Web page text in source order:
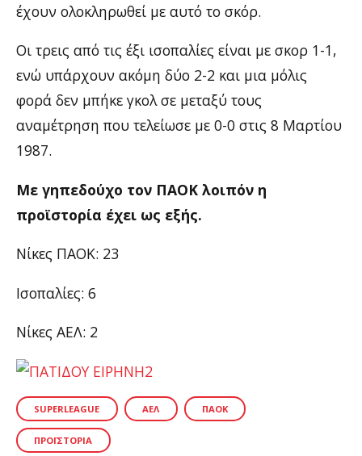
έχουν ολοκληρωθεί με αυτό το σκόρ.
Οι τρεις από τις έξι ισοπαλίες είναι με σκορ 1-1,
ενώ υπάρχουν ακόμη δύο 2-2 και μια μόλις
φορά δεν μπήκε γκολ σε μεταξύ τους
αναμέτρηση που τελείωσε με 0-0 στις 8 Μαρτίου
1987.
Με γηπεδούχο τον ΠΑΟΚ λοιπόν η
προϊστορία έχει ως εξής.
Νίκες ΠΑΟΚ: 23
Ισοπαλίες: 6
Νίκες ΑΕΛ: 2
SUPERLEAGUE ΑΕΛ ΠΑΟΚ
ΠΡΟΪΣΤΟΡΊΑ